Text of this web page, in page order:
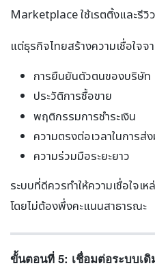
Marketplace ใช้เรตติ้งและรีวิว
แต่ธุรกิจไทยสร้างความเชื่อใจจ
การยืนยันตัวตนของบริษัท
ประวัติการซื้อขาย
พฤติกรรมการชำระเงิน
ความตรงต่อเวลาในการส่
ความร่วมมือระยะยาว
ระบบที่ดีควรทำให้ความเชื่อใจเ
โดยไม่ต้องพึ่งคะแนนสาธารณะ
ขั้นตอนที่ 5: เชื่อมต่อระบบเ